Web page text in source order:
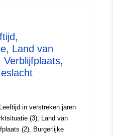
data.europa.eu/88u/dataset/
nr. 519/2010
data
Land van
in verstreken jaren
(3), Land van
(2), Burgerlijke